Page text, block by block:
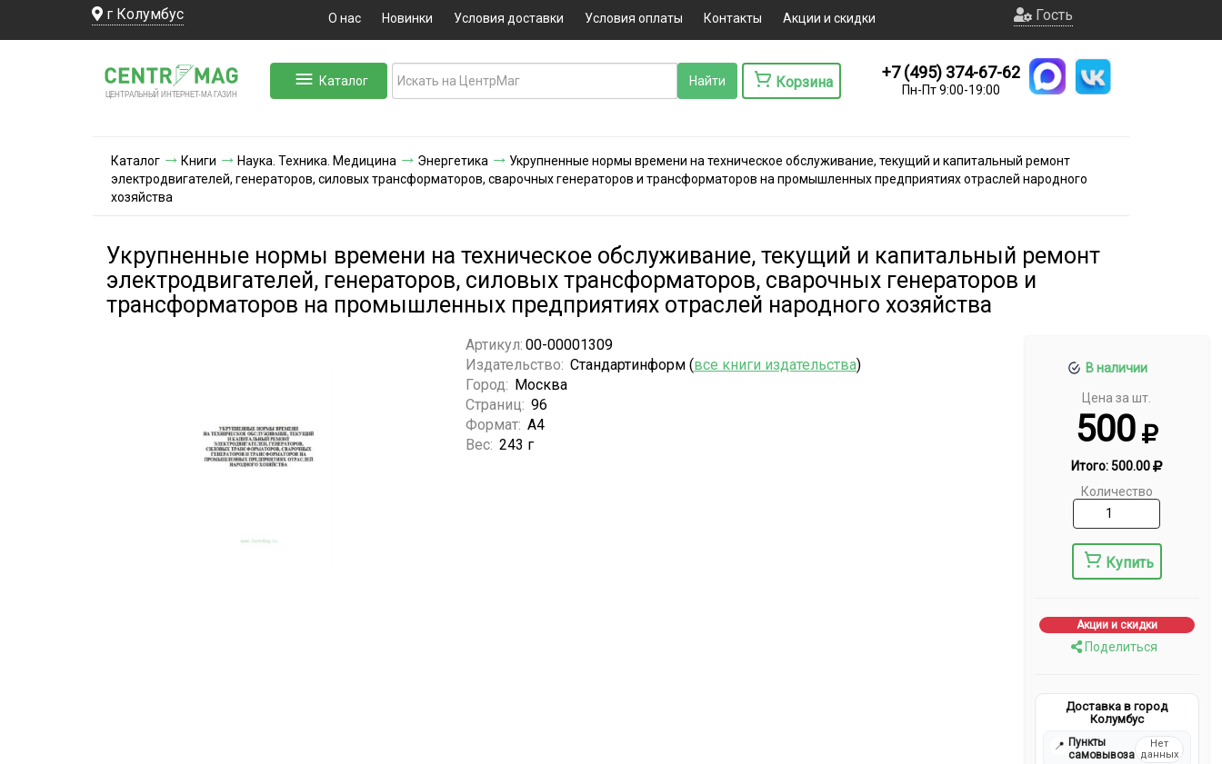
г Колумбус О нас Новинки Условия доставки Условия оплаты Контакты Акции и скидки Гость
ЦЕНТРАЛЬНЫЙ ИНТЕРНЕТ-МА ГАЗИН
Каталог Корзина
+7 (495) 374-67-62
Пн-Пт 9:00-19:00
Каталог Книги Наука. Техника. Медицина Энергетика
Укрупненные нормы времени на техническое обслуживание, текущий и капитальный ремонт
электродвигателей, генераторов, силовых трансформаторов, сварочных генераторов и трансформаторов на промышленных предприятиях отраслей народного
хозяйства
Укрупненные нормы времени на техническое обслуживание, текущий и капитальный ремонт
электродвигателей, генераторов, силовых трансформаторов, сварочных генераторов и
трансформаторов на промышленных предприятиях отраслей народного хозяйства
В наличии
Цена за шт.
500
Итого:500.00
Количество
Купить
Акции и скидки
Поделиться
Доставка в город
Колумбус
📍 Пункты
самовывоза
Нет
данных
Артикул: 00-00001309
Издательство: Стандартинформ (все книги издательства)
Город: Москва
Страниц: 96
Формат: А4
Вес: 243 г